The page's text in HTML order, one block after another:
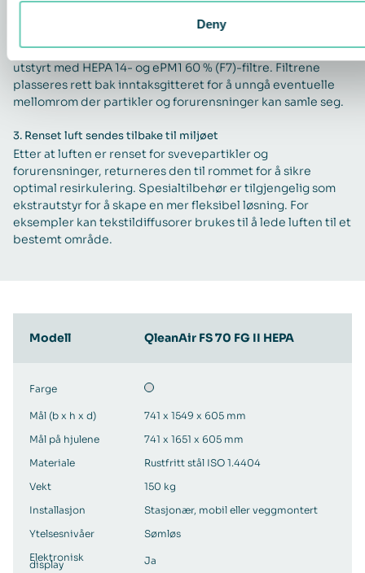
Deny
Ved hjelp av en flertrinns filtreringsteknikk fjernes
svevepartikler effektivt fra luften. FS 70 FG II HEPA er
utstyrt med HEPA 14- og ePM1 60 % (F7)-filtre. Filtrene
plasseres rett bak inntaksgitteret for å unngå eventuelle
mellomrom der partikler og forurensninger kan samle seg.
3. Renset luft sendes tilbake til miljøet
Etter at luften er renset for svevepartikler og
forurensninger, returneres den til rommet for å sikre
optimal resirkulering. Spesialtilbehør er tilgjengelig som
ekstrautstyr for å skape en mer fleksibel løsning. For
eksempler kan tekstildiffusorer brukes til å lede luften til et
bestemt område.
Modell QleanAir FS 70 FG II HEPA
Farge
Mål (b x h x d)
741 x 1549 x 605 mm
Mål på hjulene
741 x 1651 x 605 mm
Materiale
Rustfritt stål ISO 1.4404
Vekt
150 kg
Installasjon
Stasjonær, mobil eller veggmontert
Ytelsesnivåer
Sømløs
Elektronisk
display Ja